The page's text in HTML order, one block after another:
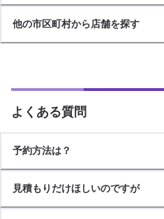
他の市区町村から店舗を探す
よくある質問
予約方法は？
見積もりだけほしいのですが